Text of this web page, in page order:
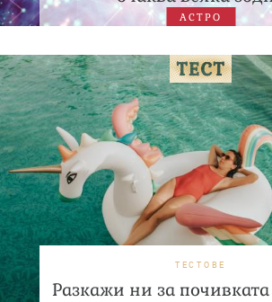
АСТРО
ТЕСТОВЕ
Разкажи ни за